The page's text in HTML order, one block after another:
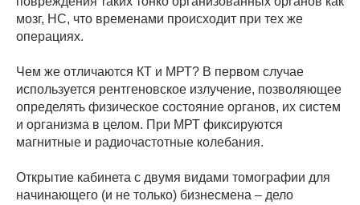
мозг, НС, что временами происходит при тех же
операциях.
Чем же отличаются КТ и МРТ? В первом случае
используется рентгеновское излучение, позволяющее
определять физическое состояние органов, их систем
и организма в целом. При МРТ фиксируются
магнитные и радиочастотные колебания.
Открытие кабинета с двумя видами томографии для
начинающего (и не только) бизнесмена – дело